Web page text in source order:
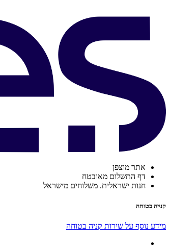
אתר מוצפן
דף התשלום מאובטח
חנות ישראלית. משלוחים מישראל
קנייה בטוחה
מידע נוסף על שירות קניה בטוחה